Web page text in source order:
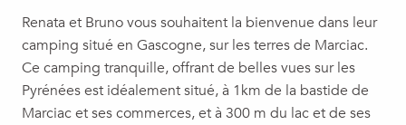
Renata et Bruno vous souhaitent la bienvenue dans leur
camping situé en Gascogne, sur les terres de Marciac.
Ce camping tranquille, offrant de belles vues sur les
Pyrénées est idéalement situé, à 1km de la bastide de
Marciac et ses commerces, et à 300 m du lac et de ses